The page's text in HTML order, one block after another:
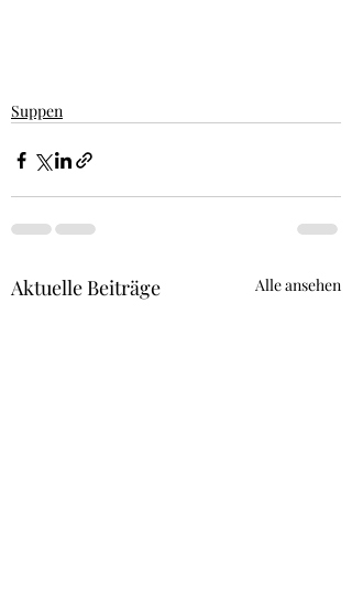
Suppen
Aktuelle Beiträge Alle ansehen